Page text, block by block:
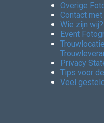
Overige
Contact
Wie zijn wij?
Event
Privacy
Tips voor
Veel